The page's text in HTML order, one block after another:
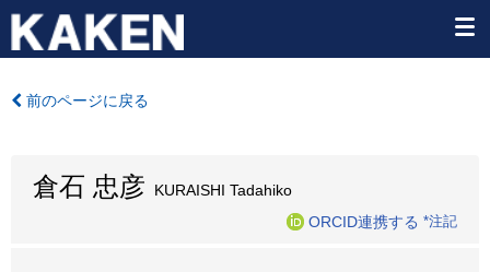
前のページに戻る
倉石 忠彦 KURAISHI Tadahiko
ORCID連携する *注記